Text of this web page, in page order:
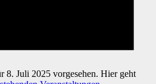
8. Juli 2025 vorgesehen. Hier geht